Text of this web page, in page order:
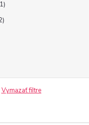
Vymazať filtre